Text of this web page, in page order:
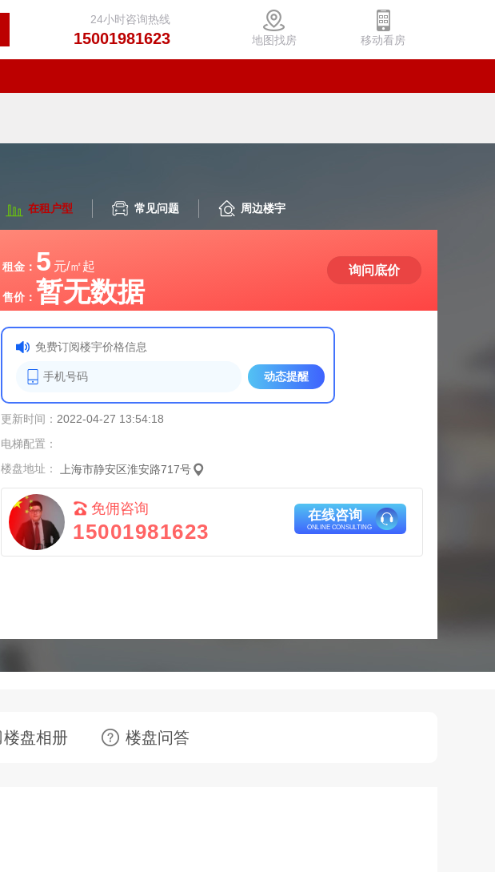
24小时咨询热线
15001981623 地图找房 移动看房
在租户型 常见问题 周边楼宇
租金： 5 元/㎡起
售价： 暂无数据
询问底价
免费订阅楼宇价格信息
动态提醒
更新时间： 2022-04-27 13:54:18
电梯配置：
楼盘地址：
上海市静安区淮安路717号
免佣咨询
15001981623
在线咨询
ONLINE CONSULTING
楼盘相册 楼盘问答